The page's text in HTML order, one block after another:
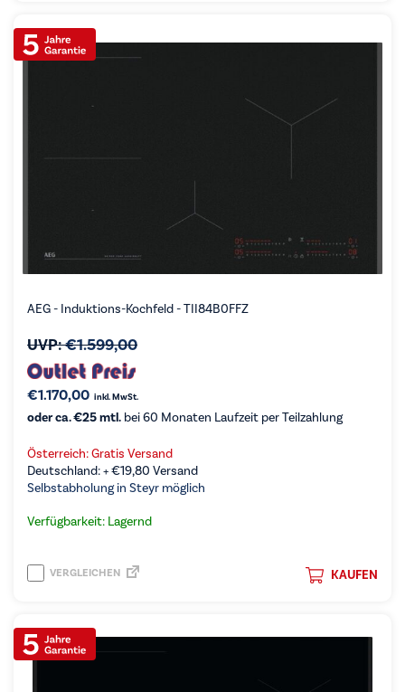
AEG - Induktions-Kochfeld - TII84B0FFZ
UVP:€1.599,00
€1.170,00 inkl. MwSt.
oder ca. €25 mtl. bei 60 Monaten Laufzeit per Teilzahlung
Österreich: Gratis Versand
Deutschland: +€19,80 Versand
Selbstabholung in Steyr möglich
Verfügbarkeit: Lagernd
KAUFEN
VERGLEICHEN